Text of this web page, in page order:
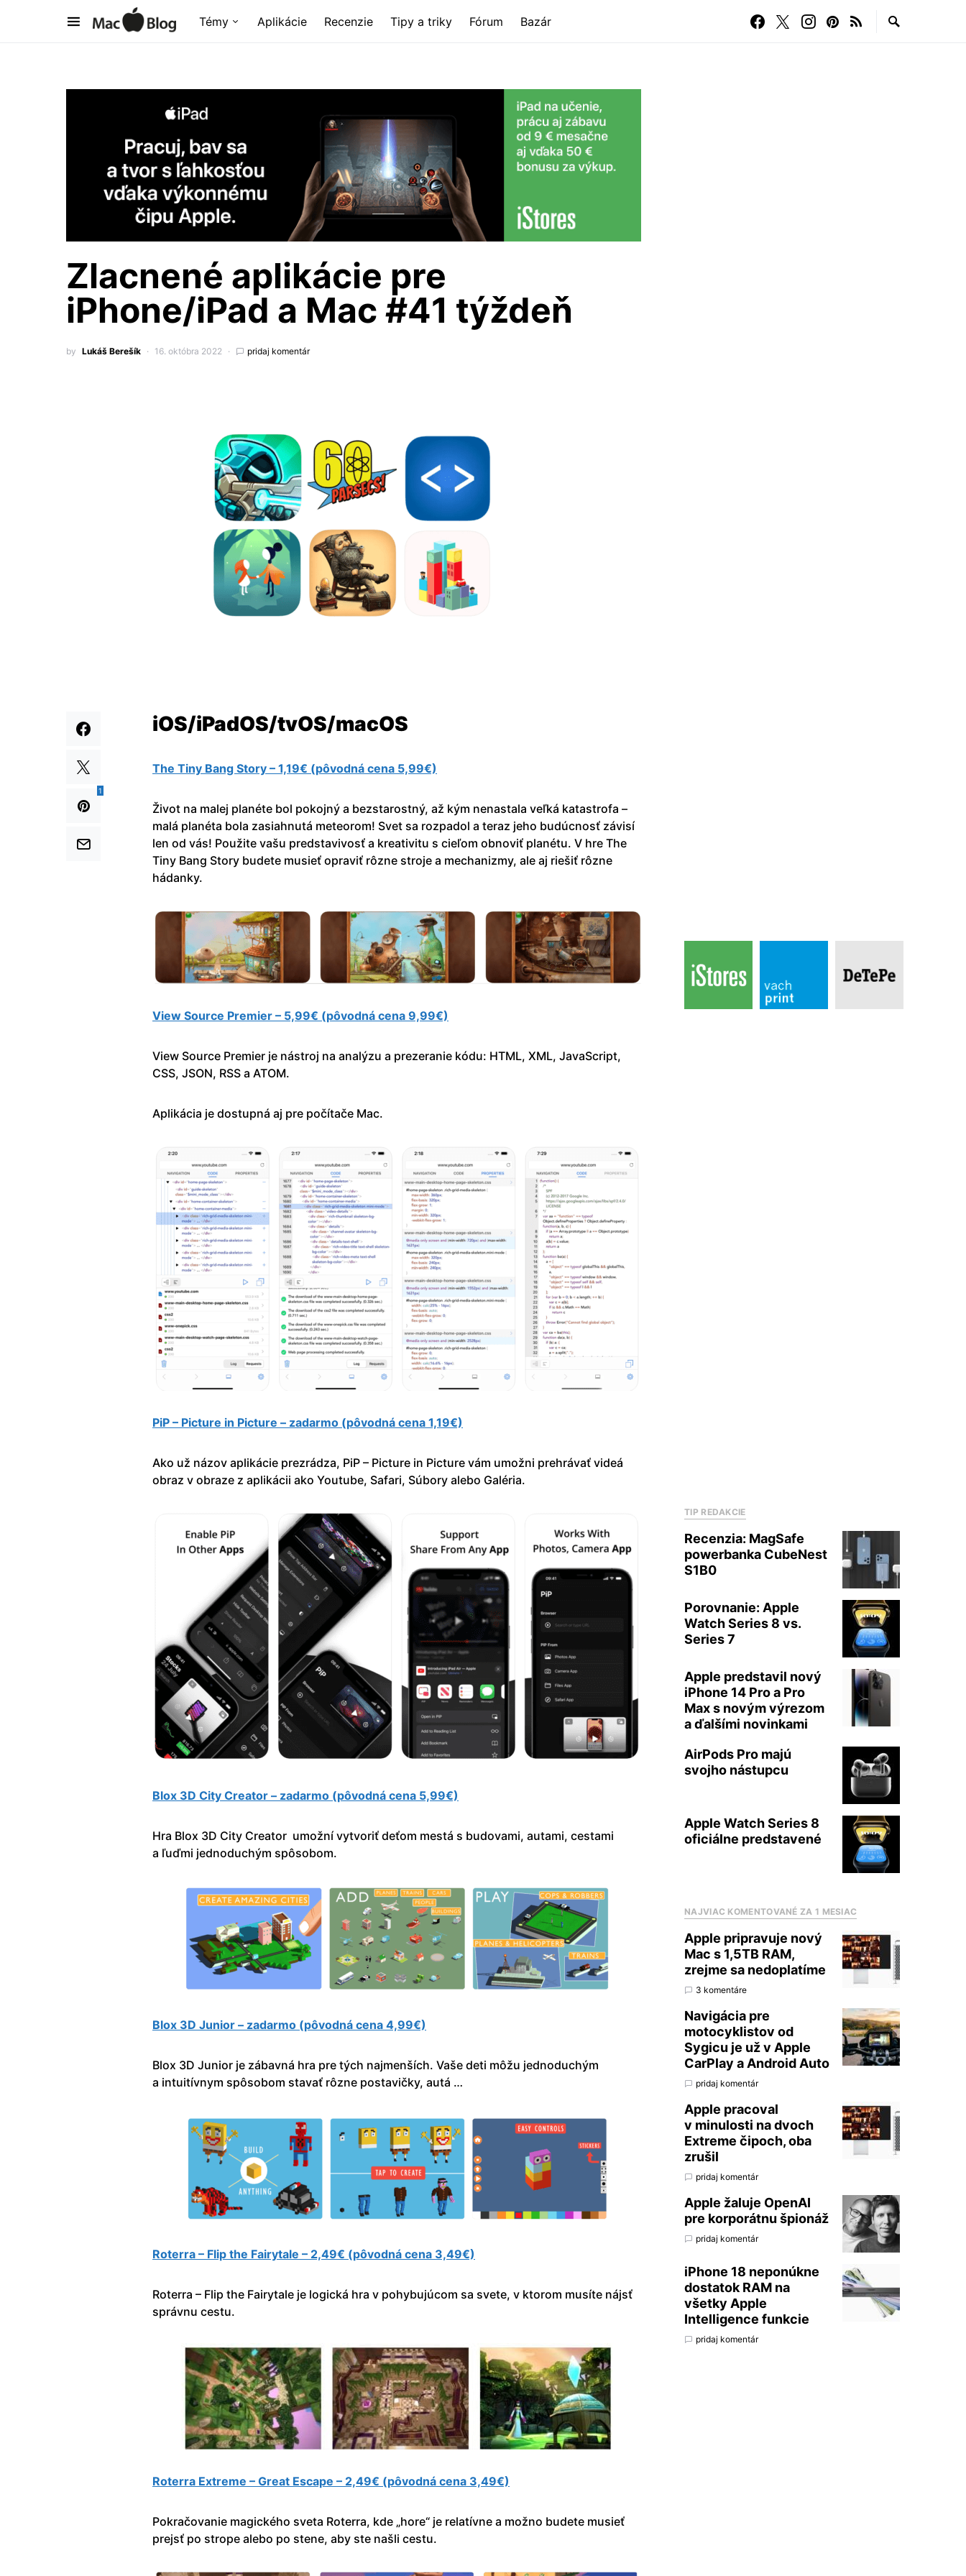
Témy Aplikácie Recenzie Tipy a triky Fórum Bazár
Zlacnené aplikácie pre
iPhone/iPad a Mac #41 týždeň
by Lukáš Berešík 16. októbra 2022 pridaj komentár
1
iOS/iPadOS/tvOS/macOS
The Tiny Bang Story – 1,19€ (pôvodná cena 5,99€)
Život na malej planéte bol pokojný a bezstarostný, až kým nenastala veľká katastrofa –
malá planéta bola zasiahnutá meteorom! Svet sa rozpadol a teraz jeho budúcnosť závisí
len od vás! Použite vašu predstavivosť a kreativitu s cieľom obnoviť planétu. V hre The
Tiny Bang Story budete musieť opraviť rôzne stroje a mechanizmy, ale aj riešiť rôzne
hádanky.
View Source Premier – 5,99€ (pôvodná cena 9,99€)
View Source Premier je nástroj na analýzu a prezeranie kódu: HTML, XML, JavaScript,
CSS, JSON, RSS a ATOM.
Aplikácia je dostupná aj pre počítače Mac.
PiP – Picture in Picture – zadarmo (pôvodná cena 1,19€)
Ako už názov aplikácie prezrádza, PiP – Picture in Picture vám umožni prehrávať videá
obraz v obraze z aplikácii ako Youtube, Safari, Súbory alebo Galéria.
Blox 3D City Creator – zadarmo (pôvodná cena 5,99€)
Hra Blox 3D City Creator umožní vytvoriť deťom mestá s budovami, autami, cestami
a ľuďmi jednoduchým spôsobom.
Blox 3D Junior – zadarmo (pôvodná cena 4,99€)
Blox 3D Junior je zábavná hra pre tých najmenších. Vaše deti môžu jednoduchým
a intuitívnym spôsobom stavať rôzne postavičky, autá …
Roterra – Flip the Fairytale – 2,49€ (pôvodná cena 3,49€)
Roterra – Flip the Fairytale je logická hra v pohybujúcom sa svete, v ktorom musíte nájsť
správnu cestu.
Roterra Extreme – Great Escape – 2,49€ (pôvodná cena 3,49€)
Pokračovanie magického sveta Roterra, kde „hore“ je relatívne a možno budete musieť
prejsť po strope alebo po stene, aby ste našli cestu.
TIP REDAKCIE
Recenzia: MagSafe
powerbanka CubeNest
S1B0
Porovnanie: Apple
Watch Series 8 vs.
Series 7
Apple predstavil nový
iPhone 14 Pro a Pro
Max s novým výrezom
a ďalšími novinkami
AirPods Pro majú
svojho nástupcu
Apple Watch Series 8
oficiálne predstavené
NAJVIAC KOMENTOVANÉ ZA 1 MESIAC
Apple pripravuje nový
Mac s 1,5TB RAM,
zrejme sa nedoplatíme
3 komentáre
Navigácia pre
motocyklistov od
Sygicu je už v Apple
CarPlay a Android Auto
pridaj komentár
Apple pracoval
v minulosti na dvoch
Extreme čipoch, oba
zrušil
pridaj komentár
Apple žaluje OpenAI
pre korporátnu špionáž
pridaj komentár
iPhone 18 neponúkne
dostatok RAM na
všetky Apple
Intelligence funkcie
pridaj komentár